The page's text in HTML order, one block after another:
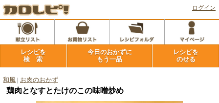
ログイン
レシピを
検 索
今日のおかずに
もう一品
レシピを
のせる
和風 お肉のおかず
鶏肉となすとたけのこの味噌炒め